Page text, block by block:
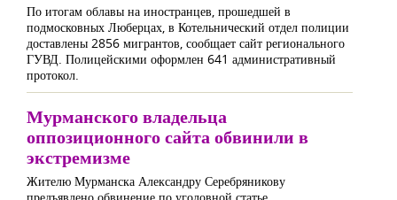
По итогам облавы на иностранцев, прошедшей в
подмосковных Люберцах, в Котельнический отдел полиции
доставлены 2856 мигрантов, сообщает сайт регионального
ГУВД. Полицейскими оформлен 641 административный
протокол.
Мурманского владельца
оппозиционного сайта обвинили в
экстремизме
Жителю Мурманска Александру Серебряникову